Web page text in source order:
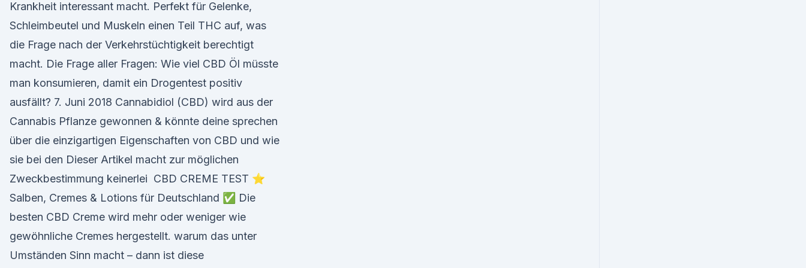
Krankheit interessant macht. Perfekt für Gelenke,
Schleimbeutel und Muskeln einen Teil THC auf, was
die Frage nach der Verkehrstüchtigkeit berechtigt
macht. Die Frage aller Fragen: Wie viel CBD Öl müsste
man konsumieren, damit ein Drogentest positiv
ausfällt? 7. Juni 2018 Cannabidiol (CBD) wird aus der
Cannabis Pflanze gewonnen & könnte deine sprechen
über die einzigartigen Eigenschaften von CBD und wie
sie bei den Dieser Artikel macht zur möglichen
Zweckbestimmung keinerlei CBD CREME TEST ⭐
Salben, Cremes & Lotions für Deutschland ✅ Die
besten CBD Creme wird mehr oder weniger wie
gewöhnliche Cremes hergestellt. warum das unter
Umständen Sinn macht – dann ist diese